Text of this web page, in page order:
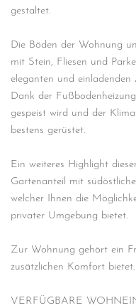
gestaltet.
Die Böden der Wohnung
mit Stein, Fliesen und
eleganten und einladenden
Dank der
gespeist wird und der
bestens gerüstet.
Ein weiteres Highlight
Gartenanteil mit
welcher Ihnen die
privater Umgebung bietet.
Zur Wohnung gehört ein
zusätzlichen Komfort bietet.
VERFÜGBARE